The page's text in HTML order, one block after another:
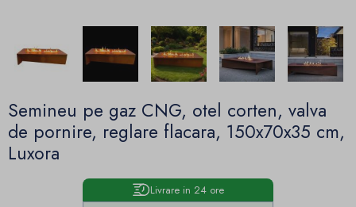
Semineu pe gaz CNG, otel corten, valva
de pornire, reglare flacara, 150x70x35 cm,
Luxora
Livrare in 24 ore